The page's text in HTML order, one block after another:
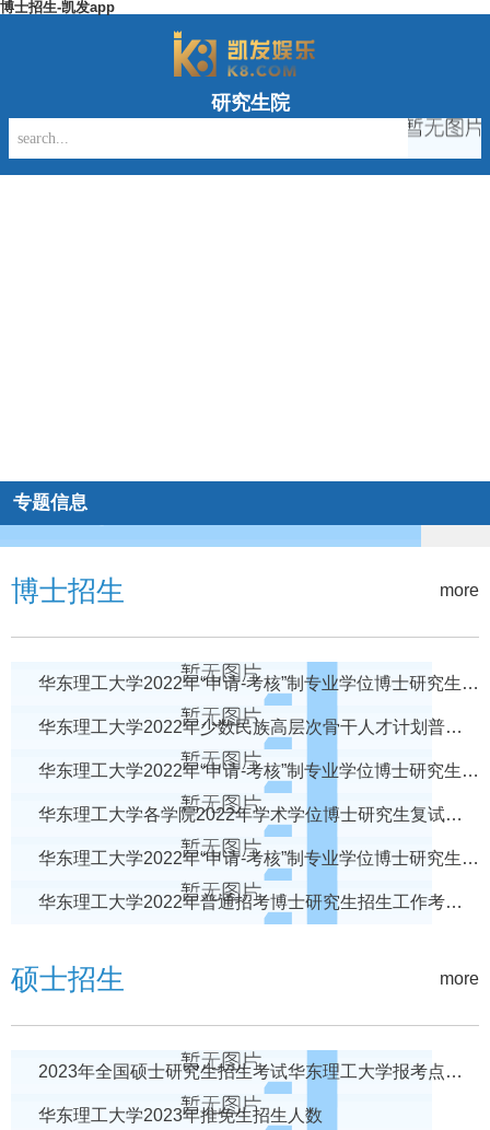
博士招生-凯发app
研究生院
专题信息
博士招生 more
华东理工大学2022年“申请-考核”制专业学位博士研究生复试成绩公布
华东理工大学2022年少数民族高层次骨干人才计划普通招考博士研究生外语考核复试分数线
华东理工大学2022年“申请-考核”制专业学位博士研究生复试实施细则
华东理工大学各学院2022年学术学位博士研究生复试实施细则
华东理工大学2022年“申请-考核”制专业学位博士研究生入围考生名单查询
华东理工大学2022年普通招考博士研究生招生工作考生须知
硕士招生 more
2023年全国硕士研究生招生考试华东理工大学报考点（代码：3107）网上确认公告
华东理工大学2023年推免生招生人数